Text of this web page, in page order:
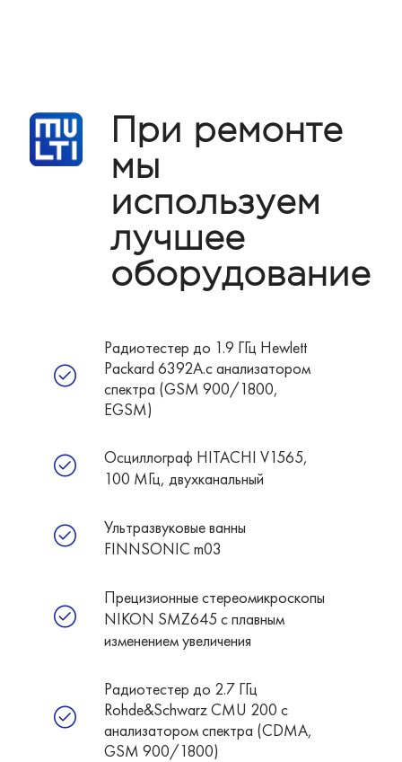
При ремонте
мы
используем
лучшее
оборудование
Радиотестер до 1.9 ГГц Hewlett
Packard 6392A.с анализатором
спектра (GSM 900/1800,
EGSM)
Осциллограф HITACHI V1565,
100 МГц, двухканальный
Ультразвуковые ванны
FINNSONIC m03
Прецизионные стереомикроскопы
NIKON SMZ645 c плавным
изменением увеличения
Радиотестер до 2.7 ГГц
Rohde&Schwarz CMU 200 с
анализатором спектра (CDMA,
GSM 900/1800)